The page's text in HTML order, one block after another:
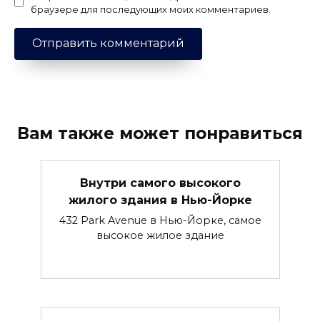
браузере для последующих моих комментариев.
Вам также может понравиться
Внутри самого высокого
жилого здания в Нью-Йорке
432 Park Avenue в Нью-Йорке, самое
высокое жилое здание